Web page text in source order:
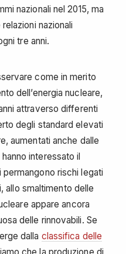
nazionali nel 2015, ma
nazionali
tre anni.
come in merito
dell’energia nucleare,
attraverso differenti
degli standard elevati
aumentati anche dalle
interessato il
rischi legati
allo smaltimento delle
appare ancora
delle rinnovabili. Se
dalla classifica delle
che la produzione di